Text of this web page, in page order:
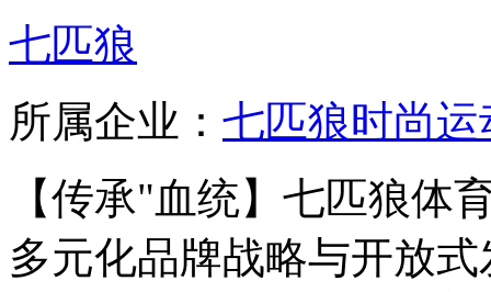
七匹狼
所属企业： 七匹狼时尚
【传承"血统】七匹狼体
多元化品牌战略与开放